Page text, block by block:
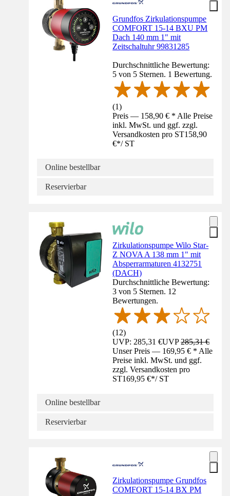
Grundfos Zirkulationspumpe
COMFORT 15-14 BXU PM
Dach 140 mm 1" mit
Zeitschaltuhr 99831285
Durchschnittliche Bewertung:
5 von 5 Sternen. 1 Bewertung.
(1)
Preis — 158,90 € * Alle Preise
inkl. MwSt. und ggf. zzgl.
Versandkosten pro ST158,90
€*/ ST
Online bestellbar
Reservierbar
Zirkulationspumpe Wilo Star-
Z NOVA A 138 mm 1" mit
Absperrarmaturen 4132751
(DACH)
Durchschnittliche Bewertung:
3 von 5 Sternen. 12
Bewertungen.
(12)
UVP: 285,31 €UVP285,31 €
Unser Preis — 169,95 € * Alle
Preise inkl. MwSt. und ggf.
zzgl. Versandkosten pro
ST169,95 €*/ ST
Online bestellbar
Reservierbar
Zirkulationspumpe Grundfos
COMFORT 15-14 BX PM